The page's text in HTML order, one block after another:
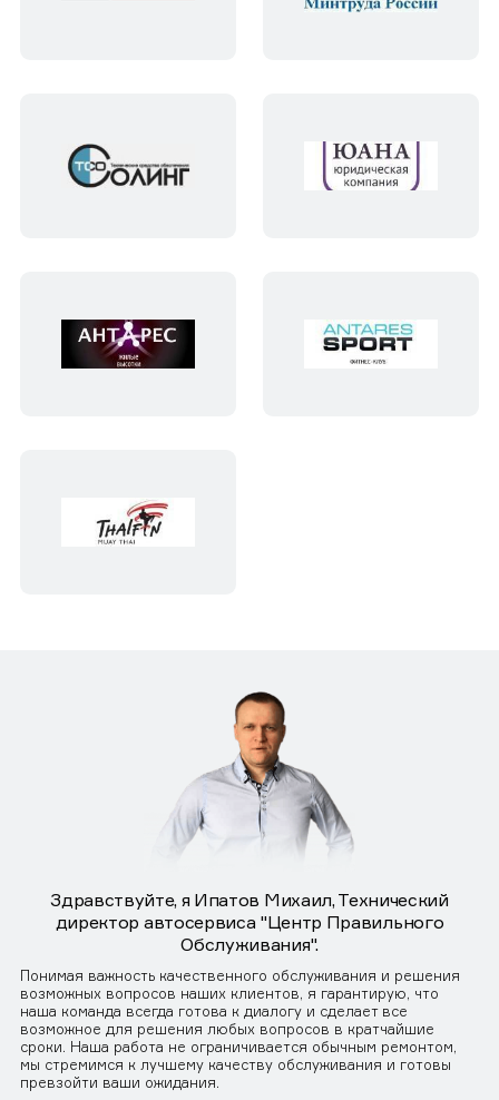
Здравствуйте, я Ипатов Михаил, Технический
директор автосервиса "Центр Правильного
Обслуживания".
Понимая важность качественного обслуживания и решения
возможных вопросов наших клиентов, я гарантирую, что
наша команда всегда готова к диалогу и сделает все
возможное для решения любых вопросов в кратчайшие
сроки. Наша работа не ограничивается обычным ремонтом,
мы стремимся к лучшему качеству обслуживания и готовы
превзойти ваши ожидания.